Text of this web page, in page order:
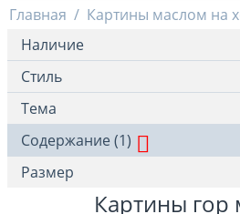
Главная / Картины маслом на
Наличие
Стиль
Тема
Содержание (1)
Размер
Картины гор